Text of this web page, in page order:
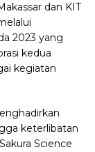
dan KIT
2023 yang
kedua
kegiatan
keterlibatan
Science